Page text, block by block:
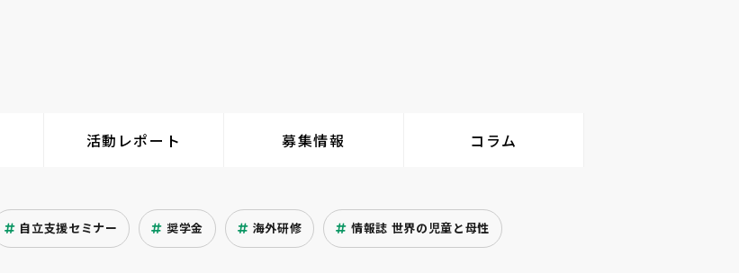
活動レポート 募集情報 コラム
自立支援セミナー 奨学金 海外研修 情報誌 世界の児童と母性